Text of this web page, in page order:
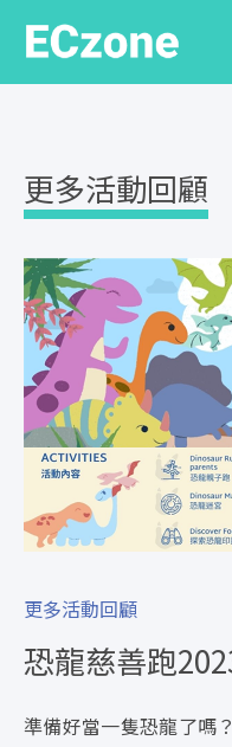
更多活動回顧
更多活動回顧
恐龍慈善跑
準備好當一隻恐龍了嗎